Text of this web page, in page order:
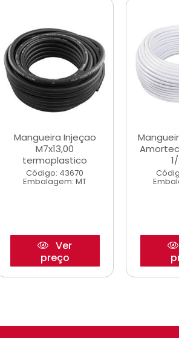
Mangueira Injeçao
M7x13,00
termoplastico
Código: 43670
Embalagem: MT
Ver
preço